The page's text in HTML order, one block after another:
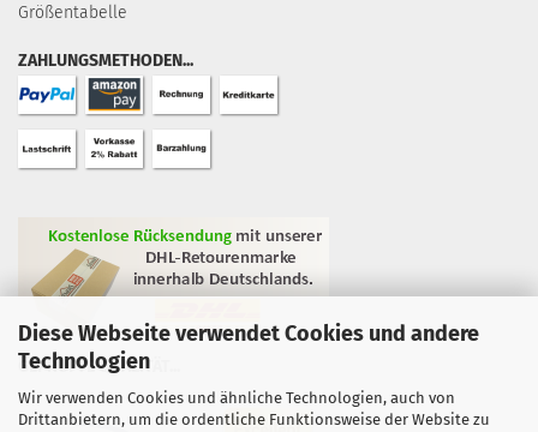
Diese Webseite verwendet Cookies und andere
Technologien
Wir verwenden Cookies und ähnliche Technologien, auch von
Drittanbietern, um die ordentliche Funktionsweise der Website zu
Größentabelle
ZAHLUNGSMETHODEN...
GEPRÜFTE QUALITÄT...